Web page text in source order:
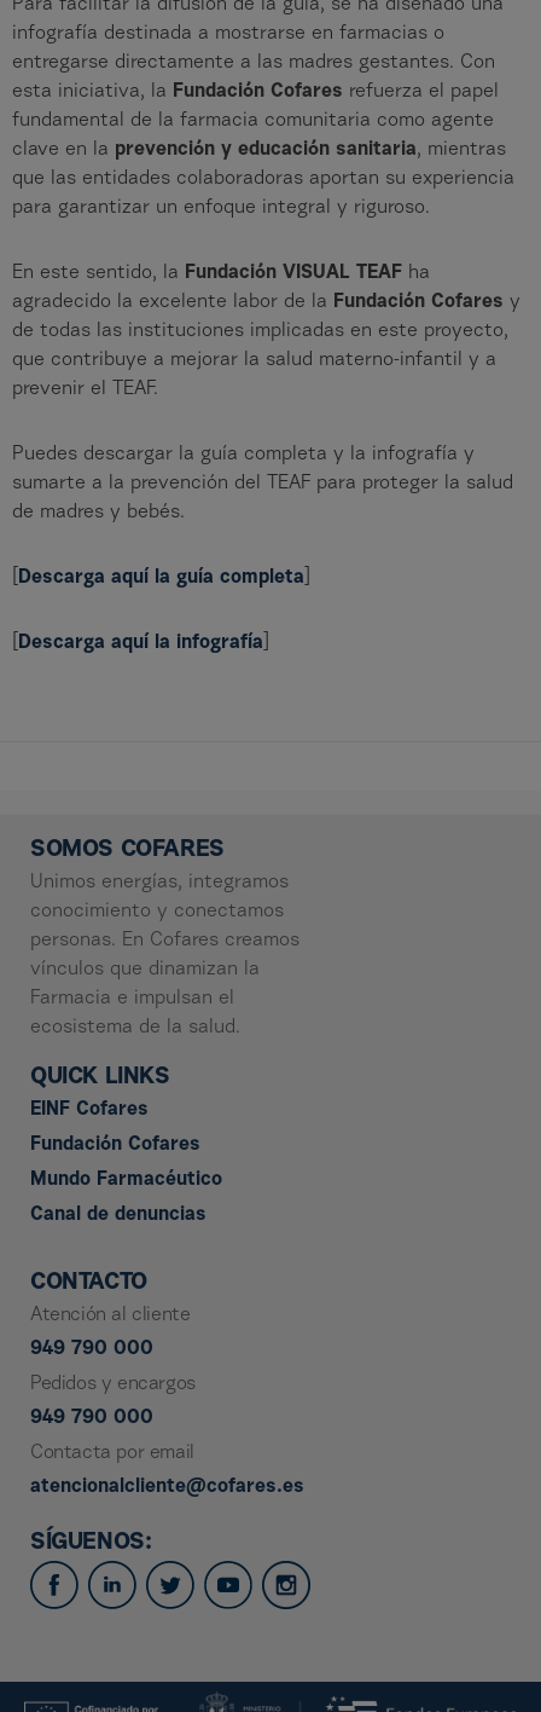
Para facilitar la difusión de la guía, se ha diseñado una
infografía destinada a mostrarse en farmacias o
entregarse directamente a las madres gestantes. Con
esta iniciativa, la Fundación Cofares refuerza el papel
fundamental de la farmacia comunitaria como agente
clave en la prevención y educación sanitaria, mientras
que las entidades colaboradoras aportan su experiencia
para garantizar un enfoque integral y riguroso.
En este sentido, la Fundación VISUAL TEAF ha
agradecido la excelente labor de la Fundación Cofares y
de todas las instituciones implicadas en este proyecto,
que contribuye a mejorar la salud materno-infantil y a
prevenir el TEAF.
Puedes descargar la guía completa y la infografía y
sumarte a la prevención del TEAF para proteger la salud
de madres y bebés.
Descarga aquí la guía completa
Descarga aquí la infografía
SOMOS COFARES
Unimos energías, integramos
conocimiento y conectamos
personas. En Cofares creamos
vínculos que dinamizan la
Farmacia e impulsan el
ecosistema de la salud.
QUICK LINKS
EINF Cofares
Fundación Cofares
Mundo Farmacéutico
Canal de denuncias
CONTACTO
Atención al cliente
949 790 000
Pedidos y encargos
949 790 000
Contacta por email
atencionalcliente@cofares.es
SÍGUENOS: